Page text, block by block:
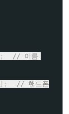
// 이름
// 핸드폰